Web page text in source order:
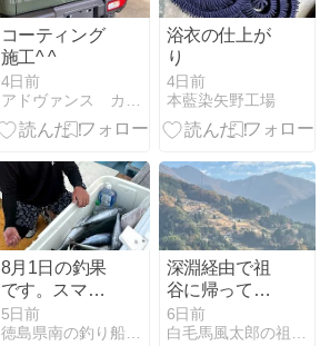
コーティング
施工^ ^
4日前
浴衣の仕上が
り
4日前
本藍染矢野工場
8月1日の釣果
です。スマガ
ツオオキアミ
流し釣り&キ
5日前
深淵経由で祖
谷に帰ってみ
ました
6日前